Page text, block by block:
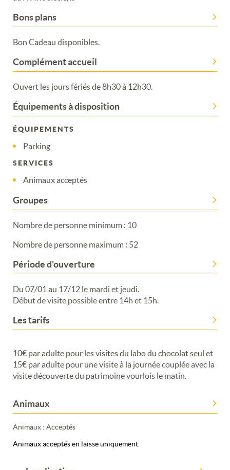
Bons plans
Bon Cadeau disponibles.
Complément accueil
Ouvert les jours fériés de 8h30 à 12h30.
Équipements à disposition
ÉQUIPEMENTS
Parking
SERVICES
Animaux acceptés
Groupes
Nombre de personne minimum : 10
Nombre de personne maximum : 52
Période d'ouverture
Du 07/01 au 17/12 le mardi et jeudi.
Début de visite possible entre 14h et 15h.
Les tarifs
10€ par adulte pour les visites du labo du chocolat seul et
15€ par adulte pour une visite à la journée couplée avec la
visite découverte du patrimoine vourlois le matin.
Animaux
Animaux : Acceptés
Animaux acceptés en laisse uniquement.
Merci de patienter...